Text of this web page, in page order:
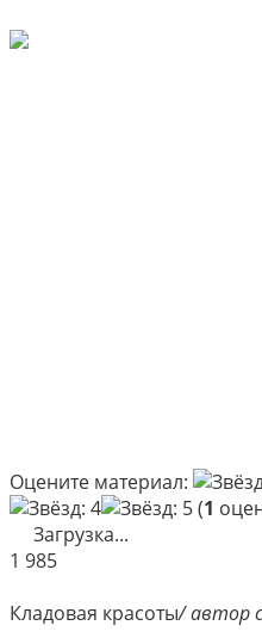
Оцените материал:
(1
Загрузка...
1 985
Кладовая красоты/ автор